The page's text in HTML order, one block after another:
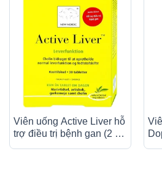
Viên uống Active Liver hỗ
trợ điều trị bệnh gan (2 vỉ